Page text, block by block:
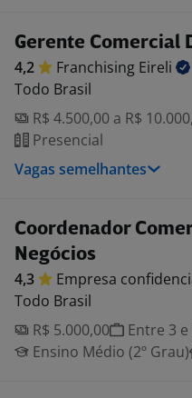
Gerente Comercial
4,2 Franchising Eireli
Todo Brasil
R$ 4.500,00 a R$
Presencial
Vagas semelhantes
Coordenador
Negócios
4,3 Empresa
Todo Brasil
R$ 5.000,00
Entre 3
Ensino Médio (2º Grau)